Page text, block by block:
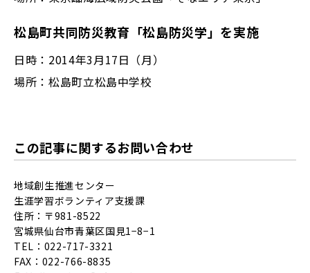
松島町共同防災教育「松島防災学」を実施
日時：2014年3月17日（月）
場所：松島町立松島中学校
この記事に関するお問い合わせ
地域創生推進センター
生涯学習ボランティア支援課
住所：〒981-8522
宮城県仙台市青葉区国見1−8−1
TEL：022-717-3321
FAX：022-766-8835